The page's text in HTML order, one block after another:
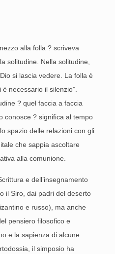
alla folla ? scriveva
solitudine. Nella solitudine,
si lascia vedere. La folla è
necessario il silenzio”.
? quel faccia a faccia
conosce ? significa al tempo
spazio delle relazioni con gli
che sappia ascoltare
alla comunione.
e dell’insegnamento
il Siro, dai padri del deserto
e russo), ma anche
pensiero filosofico e
e la sapienza di alcune
il simposio ha